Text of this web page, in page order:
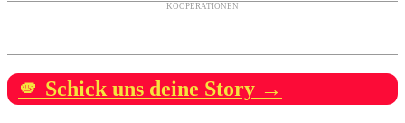
KOOPERATIONEN
🫵 Schick uns deine Story →